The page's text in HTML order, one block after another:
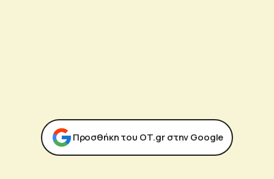
Προσθήκη του ΟΤ.gr στην Google